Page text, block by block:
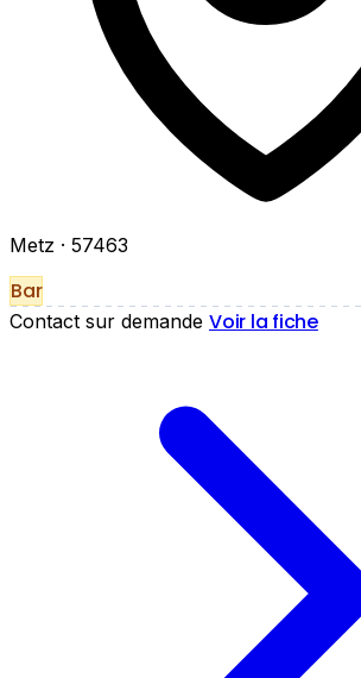
Metz · 57463
Bar
Contact sur demande Voir la fiche